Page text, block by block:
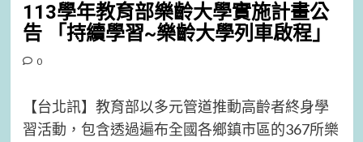
113學年教育部樂齡大學實施計畫公
告 「持續學習~樂齡大學列車啟程」
0
【台北訊】教育部以多元管道推動高齡者終身學
習活動，包含透過遍布全國各鄉鎮市區的367所樂